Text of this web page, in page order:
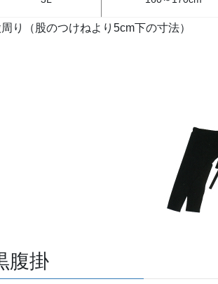
周り（股のつけねより5cm下の寸法）
腹掛